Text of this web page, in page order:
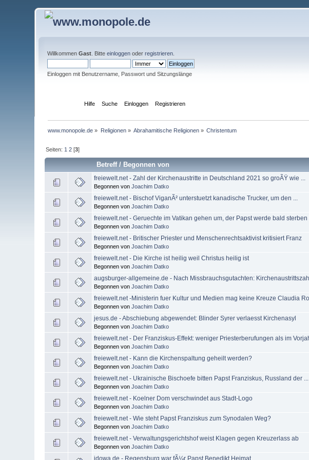
WillkommenGast . Bitteeinloggen oderregistrieren
Einloggen mit Benutzername, Passwort und Sitzungslänge
Hilfe Suche Einloggen Registrieren
www.monopole.de » Religionen» Abrahamitische Religionen » Christentum
Seiten: 1 2 [3]
Betreff/Begonnen von
freiewelt.net - Zahl der Kirchenaustritte in Deutschland 2021 so groÃŸ wie ...
Begonnen vonJoachim Datko
freiewelt.net - Bischof ViganÃ² unterstuetzt kanadische Trucker, um den ...
Begonnen vonJoachim Datko
freiewelt.net - Geruechte im Vatikan gehen um, der Papst werde bald sterben
Begonnen vonJoachim Datko
freiewelt.net - Britischer Priester und Menschenrechtsaktivist kritisiert Franz
Begonnen vonJoachim Datko
freiewelt.net - Die Kirche ist heilig weil Christus heilig ist
Begonnen vonJoachim Datko
augsburger-allgemeine.de - Nach Missbrauchsgutachten:
Begonnen vonJoachim Datko
freiewelt.net -Ministerin fuer Kultur und Medien mag keine Kreuze Claudia
Begonnen vonJoachim Datko
jesus.de - Abschiebung abgewendet: Blinder Syrer verlaesst Kirchenasyl
Begonnen vonJoachim Datko
freiewelt.net - Der Franziskus-Effekt: weniger Priesterberufungen als im
Begonnen vonJoachim Datko
freiewelt.net - Kann die Kirchenspaltung geheilt werden?
Begonnen vonJoachim Datko
freiewelt.net - Ukrainische Bischoefe bitten Papst Franziskus, Russland der ...
Begonnen vonJoachim Datko
freiewelt.net - Koelner Dom verschwindet aus Stadt-Logo
Begonnen vonJoachim Datko
freiewelt.net - Wie steht Papst Franziskus zum Synodalen Weg?
Begonnen vonJoachim Datko
freiewelt.net - Verwaltungsgerichtshof weist Klagen gegen Kreuzerlass ab
Begonnen vonJoachim Datko
idowa.de - Regensburg war fÃ¼r Papst Benedikt Heimat